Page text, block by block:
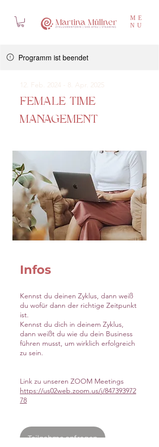
ME
NU
Programm ist beendet
FEMALE TIME
MANAGEMENT
12. Feb. 2024 - 8. Apr. 2025
Infos
Kennst du deinen Zyklus, dann weiß
du wofür dann der richtige Zeitpunkt
ist.
Kennst du dich in deinem Zyklus,
dann weißt du wie du dein Business
führen musst, um wirklich erfolgreich
zu sein.
https://us02web.zoom.us/j/847393972
78
Teilnahme anfragen